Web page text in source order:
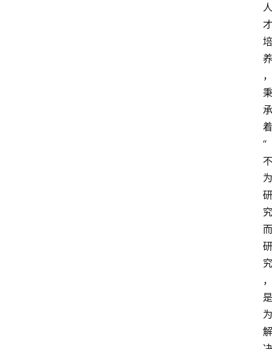
人
才
培
养
，
秉
承
着
“
不
为
研
究
而
研
究
，
是
为
解